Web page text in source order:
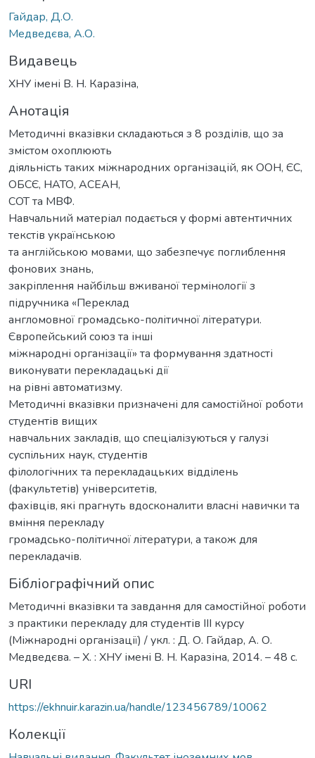
Гайдар, Д.О.
Медведєва, А.О.
Видавець
ХНУ імені В. Н. Каразіна,
Анотація
Методичні вказівки складаються з 8 розділів, що за
змістом охоплюють
діяльність таких міжнародних організацій, як ООН, ЄС,
ОБСЄ, НАТО, АСЕАН,
СОТ та МВФ.
Навчальний матеріал подається у формі автентичних
текстів українською
та англійською мовами, що забезпечує поглиблення
фонових знань,
закріплення найбільш вживаної термінології з
підручника «Переклад
англомовної громадсько-політичної літератури.
Європейський союз та інші
міжнародні організації» та формування здатності
виконувати перекладацькі дії
на рівні автоматизму.
Методичні вказівки призначені для самостійної роботи
студентів вищих
навчальних закладів, що спеціалізуються у галузі
суспільних наук, студентів
філологічних та перекладацьких відділень
(факультетів) університетів,
фахівців, які прагнуть вдосконалити власні навички та
вміння перекладу
громадсько-політичної літератури, а також для
перекладачів.
Бібліографічний опис
Методичні вказівки та завдання для самостійної роботи
з практики перекладу для студентів III курсу
(Міжнародні організації) / укл. : Д. О. Гайдар, А. О.
Медведєва. – Х. : ХНУ імені В. Н. Каразіна, 2014. – 48 c.
URI
https://ekhnuir.karazin.ua/handle/123456789/10062
Колекції